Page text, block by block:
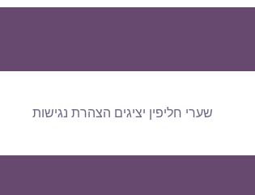
שערי חליפין יציגים הצהרת נגישות